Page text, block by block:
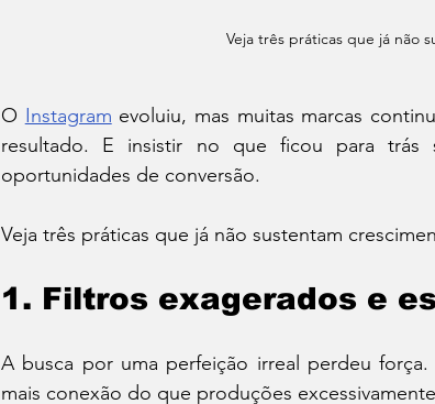
Veja três práticas que já não
O Instagram evoluiu, mas muitas marcas
resultado. E insistir no que ficou para trás
oportunidades de conversão.
Veja três práticas que já não sustentam
1. Filtros exagerados e
A busca por uma perfeição irreal perdeu força.
mais conexão do que produções